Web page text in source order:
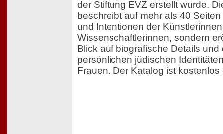
der Stiftung EVZ erstellt wurde.
beschreibt auf mehr als 40
und Intentionen der
Wissenschaftlerinnen, sondern
Blick auf biografische Details und
persönlichen jüdischen
Frauen. Der Katalog ist kostenlos